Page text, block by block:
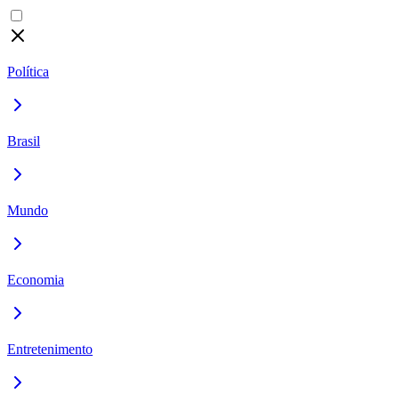
Política
Brasil
Mundo
Economia
Entretenimento